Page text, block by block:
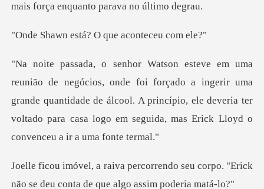
mais força
tá? O que acon
çado a ingerir uma
grande quantidade de álcool. A princípio, ele deveria ter
volta
ndo seu corpo. "Erick
não se deu cont